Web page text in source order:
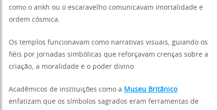
como o ankh ou o escaravelho comunicavam imortalidade e
ordem cósmica.
Os templos funcionavam como narrativas visuais, guiando os
fiéis por jornadas simbólicas que reforçavam crenças sobre a
criação, a moralidade e o poder divino.
Acadêmicos de instituições como a Museu Britânico
enfatizam que os símbolos sagrados eram ferramentas de